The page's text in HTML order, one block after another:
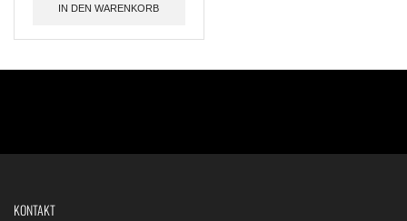
IN DEN WARENKORB
KONTAKT